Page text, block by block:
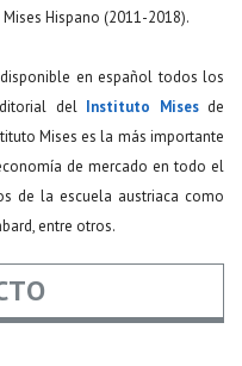
Hispano (2011-2018).
en español todos los
del Instituto Misesde
Mises es la más importante
de mercado en todo el
de la escuela austriaca como
entre otros.